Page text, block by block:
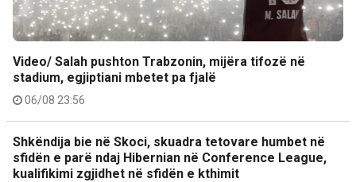
Video/ Salah pushton Trabzonin, mijëra tifozë në
stadium, egjiptiani mbetet pa fjalë
06/08 23:56
Shkëndija bie në Skoci, skuadra tetovare humbet në
sfidën e parë ndaj Hibernian në Conference League,
kualifikimi zgjidhet në sfidën e kthimit